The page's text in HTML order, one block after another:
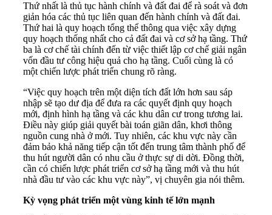
Thứ nhất là thủ tục hành chính và đất đai để rà soát và đơn
giản hóa các thủ tục liên quan đến hành chính và đất đai.
Thứ hai là quy hoạch tổng thể thông qua việc xây dựng
quy hoạch thống nhất cho cả đất đai và cơ sở hạ tầng. Thứ
ba là cơ chế tài chính đến từ việc thiết lập cơ chế giải ngân
vốn đầu tư công hiệu quả cho hạ tầng. Cuối cùng là có
một chiến lược phát triển chung rõ ràng.
“Việc quy hoạch trên một diện tích đất lớn hơn sau sáp
nhập sẽ tạo dư địa để đưa ra các quyết định quy hoạch
mới, định hình hạ tầng và các khu dân cư trong tương lai.
Điều này giúp giải quyết bài toán giãn dân, khơi thông
nguồn cung nhà ở mới. Tuy nhiên, các khu vực này cần
đảm bảo khả năng tiếp cận tốt đến trung tâm thành phố để
thu hút người dân có nhu cầu ở thực sự di dời. Đồng thời,
cần có chiến lược phát triển cơ sở hạ tầng mới và thu hút
nhà đầu tư vào các khu vực này”, vị chuyên gia nói thêm.
Kỳ vọng phát triển một vùng kinh tế lớn mạnh